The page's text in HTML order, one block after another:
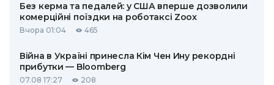
Без керма та педалей: у США вперше дозволили
комерційні поїздки на роботаксі Zoox
Вчора 01:04 465
Війна в Україні принесла Кім Чен Ину рекордні
прибутки — Bloomberg
07.08 17:27 208